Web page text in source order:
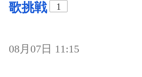
歌挑戦
1
08月07日 11:15